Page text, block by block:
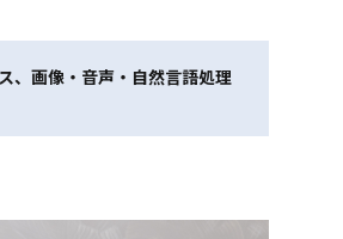
、画像・音声・自然言語処理